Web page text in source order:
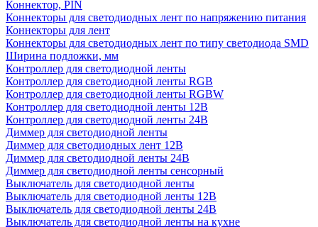
Коннектор, PIN
Коннекторы для светодиодных лент по напряжению питания
Коннекторы для лент
Коннекторы для светодиодных лент по типу светодиода SMD
Ширина подложки, мм
Контроллер для светодиодной ленты
Контроллер для светодиодной ленты RGB
Контроллер для светодиодной ленты RGBW
Контроллер для светодиодной ленты 12В
Контроллер для светодиодной ленты 24В
Диммер для светодиодной ленты
Диммер для светодиодных лент 12В
Диммер для светодиодной ленты 24В
Диммер для светодиодной ленты сенсорный
Выключатель для светодиодной ленты
Выключатель для светодиодной ленты 12В
Выключатель для светодиодной ленты 24В
Выключатель для светодиодной ленты на кухне